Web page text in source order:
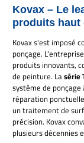
Kovax – Le
produits haut
Kovax s'est imposé
ponçage.
produits innovants,
de peinture. Lasérie
système de
réparation
un traitement de
précision. Kovax
plusieurs décennies